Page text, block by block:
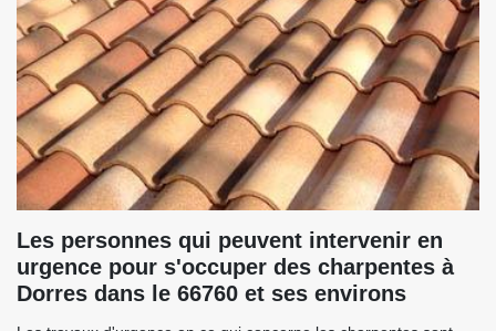
Les personnes qui peuvent intervenir en
urgence pour s'occuper des charpentes à
Dorres dans le 66760 et ses environs